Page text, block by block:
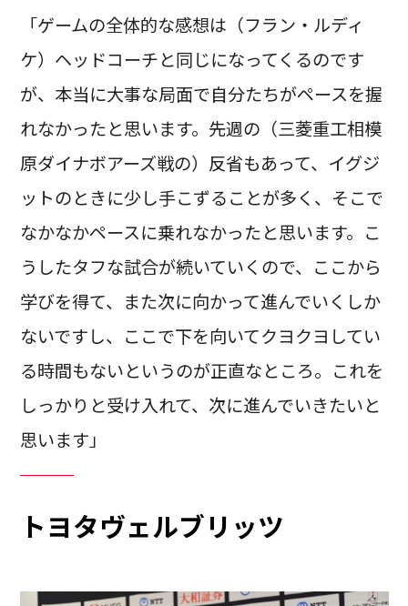
「ゲームの全体的な感想は（フラン・ルディ
ケ）ヘッドコーチと同じになってくるのです
が、本当に大事な局面で自分たちがペースを握
れなかったと思います。先週の（三菱重工相模
原ダイナボアーズ戦の）反省もあって、イグジ
ットのときに少し手こずることが多く、そこで
なかなかペースに乗れなかったと思います。こ
うしたタフな試合が続いていくので、ここから
学びを得て、また次に向かって進んでいくしか
ないですし、ここで下を向いてクヨクヨしてい
る時間もないというのが正直なところ。これを
しっかりと受け入れて、次に進んでいきたいと
思います」
トヨタヴェルブリッツ